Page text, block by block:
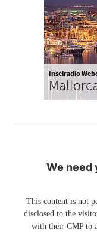
Inselradio
We need
This content is not
disclosed to the
with their CMP to